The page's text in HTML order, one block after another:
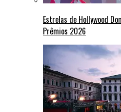
Estrelas de Hollywood
Prêmios 2026